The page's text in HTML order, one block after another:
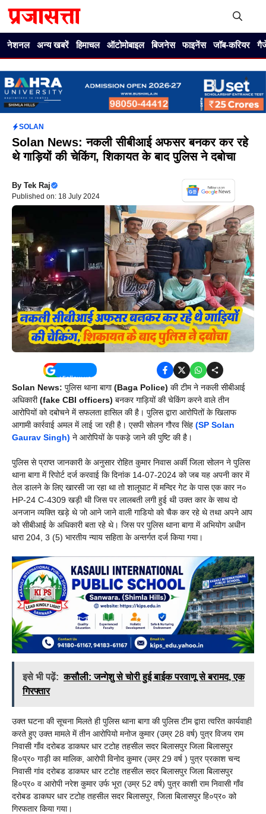
नेशनल अन्य खबरें हिमाचल ऑटोमोबाइल बिजनेस फाइनेंस जॉब-करियर
SOLAN
Solan News: नकली सीबीआई अफसर बनकर कर रहे
थे गाड़ियों की चेकिंग, शिकायत के बाद पुलिस ने दबोचा
By Tek Raj
Published on: 18 July 2024
Solan News: पुलिस थाना बागा(Baga Police) की टीम ने नकली सीबीआई
अधिकारी(fake CBI officers) बनकर गाड़ियों की चेकिंग करने वाले तीन
आरोपियों को दबोचने में सफलता हासिल की है। पुलिस द्वारा आरोपितों के खिलाफ
आगामी कार्रवाई अमल में लाई जा रही है। एसपी सोलन गौरव सिंह (SP Solan
Gaurav Singh) ने आरोपियों के पकड़े जाने की पुष्टि की है।
पुलिस से प्राप्त जानकारी के अनुसार रोहित कुमार निवास अर्की जिला सोलन ने पुलिस
थाना बागा में रिपोर्ट दर्ज करवाई कि दिनांक 14-07-2024 को जब यह अपनी कार में
तेल डालने के लिए खारसी जा रहा था तो शालूघाट में मन्दिर गेट के पास एक कार न०
HP-24 C-4309 खड़ी थी जिस पर लालबती लगी हुई थी उक्त कार के साथ दो
अनजान व्यक्ति खड़े थे जो आने जाने वाली गाडियो को चैक कर रहे थे तथा अपने आप
को सीबीआई के अधिकारी बता रहे थे। जिस पर पुलिस थाना बागा में अभियोग अधीन
धारा 204, 3 (5) भारतीय न्याय सहिता के अन्तर्गत दर्ज किया गया।
इसे भी पढ़ें: कसौली: जन्गेशु से चोरी हुई बाईक परवाणू से बरामद, एक
गिरफ्तार
उक्त घटना की सूचना मिलते ही पुलिस थाना बागा की पुलिस टीम द्वारा त्वरित कार्यवाही
करते हुए उक्त मामले में तीन आरोपियो मनोज कुमार (उम्र 28 वर्ष) पुत्र विजय राम
निवासी गाँव दरोबड डाकघर धार टटोह तहसील सदर बिलासपुर जिला बिलासपुर
हि०प्र० गाड़ी का मालिक, आरोपी विनोद कुमार (उम्र 29 वर्ष ) पुत्र प्रकाश चन्द
निवासी गांव दरोबड डाकघर धार टटोह तहसील सदर बिलासपुर जिला बिलासपुर
हि०प्र० व आरोपी नरेश कुमार उर्फ भूरा (उम्र 52 वर्ष) पुत्र काशी राम निवासी गाँव
दरोबड डाकघर धार टटोह तहसील सदर बिलासपुर, जिला बिलासपुर हि०प्र० को
गिरफतार किया गया।